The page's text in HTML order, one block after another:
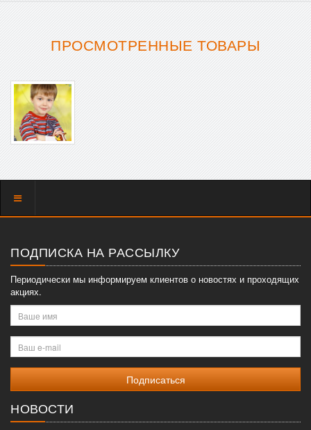
ПРОСМОТРЕННЫЕ ТОВАРЫ
Показать
ПОДПИСКА НА РАССЫЛКУ
Периодически мы информируем клиентов о новостях и проходящих
акциях.
Ваше
имя
Ваш
e-
mail
НОВОСТИ